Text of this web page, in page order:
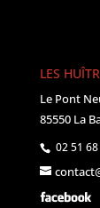
LES
Le Pont
85550 La
02 51